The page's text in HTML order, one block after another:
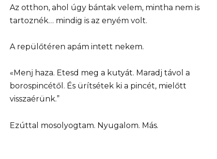
Az otthon, ahol úgy bántak velem, mintha nem is
tartoznék… mindig is az enyém volt.
A repülőtéren apám intett nekem.
«Menj haza. Etesd meg a kutyát. Maradj távol a
borospincétől. És ürítsétek ki a pincét, mielőtt
visszaérünk.”
Ezúttal mosolyogtam. Nyugalom. Más.